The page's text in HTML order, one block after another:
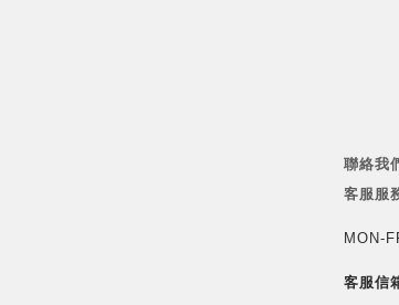
聯絡我
客服服
MON-
客服信